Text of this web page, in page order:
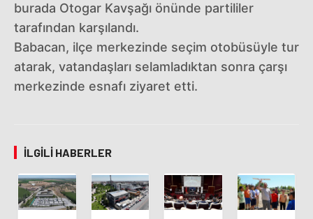
burada Otogar Kavşağı önünde partililer
tarafından karşılandı.
Babacan, ilçe merkezinde seçim otobüsüyle tur
atarak, vatandaşları selamladıktan sonra çarşı
merkezinde esnafı ziyaret etti.
İLGILI HABERLER